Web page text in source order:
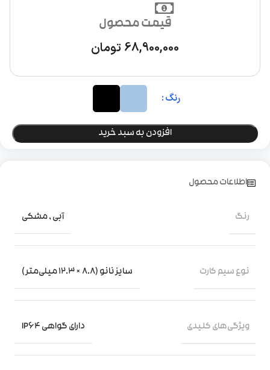
قیمت محصول
68,900,000 تومان
رنگ
افزودن به سبد خرید
اطلاعات محصول
رنگ آبی,مشکی
نوع سیم کارت سایز نانو (8.8 × 12.3 میلی‌متر)
ویژگی‌های کلیدی دارای گواهی IP64